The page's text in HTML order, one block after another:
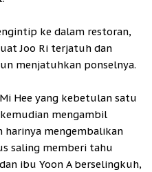
ke dalam restoran,
Joo Ri terjatuh dan
menjatuhkan ponselnya.
Hee yang kebetulan satu
kemudian mengambil
harinya mengembalikan
saling memberi tahu
ibu Yoon A berselingkuh,